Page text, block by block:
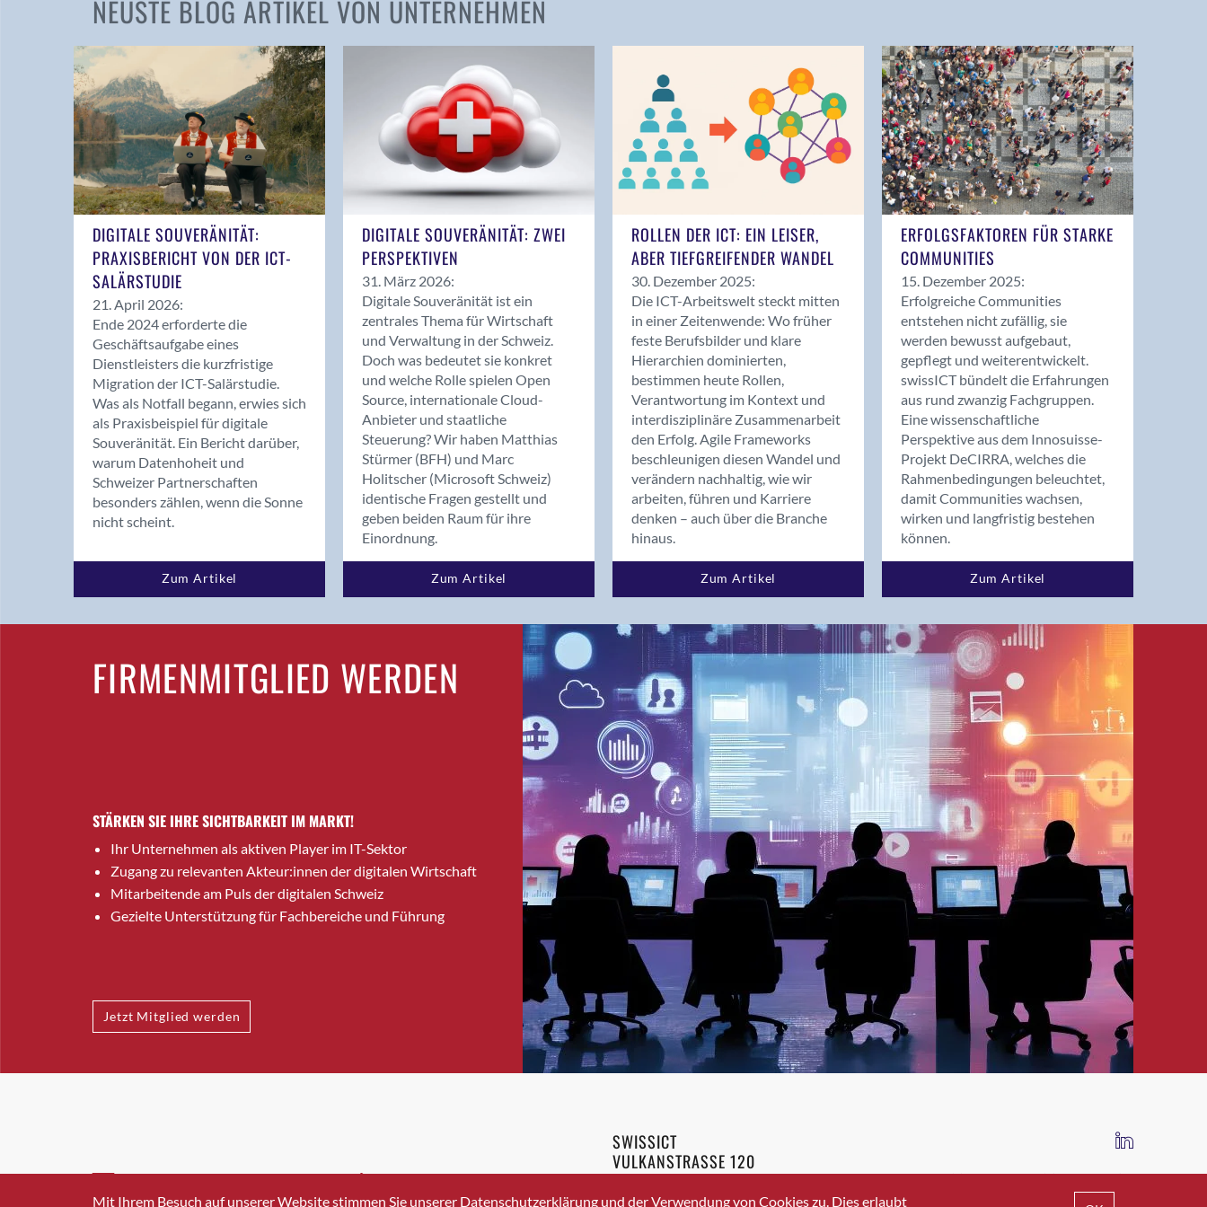
Andelfingen
Balsthal
Balzers
Bassersdorf
Benken (SG)
Bergdietikon
Bern - Liebefeld
Birsfelden
Bolligen
Bonaduz
Bonstetten
Bottighofen
Bremgarten bei Bern
Brig-Glis
Bronschhofen
Brugg
Brugg AG
Burgdorf
Bäretswil
Bülach
Cazis
Crissier
Davos Platz
NEUSTE BLOG ARTIKEL VON UNTERNEHMEN
DIGITALE SOUVERÄNITÄT:
PRAXISBERICHT VON DER ICT-
SALÄRSTUDIE
21. April 2026:
Ende 2024 erforderte die
Geschäftsaufgabe eines
Dienstleisters die kurzfristige
Migration der ICT-Salärstudie.
Was als Notfall begann, erwies sich
als Praxisbeispiel für digitale
Souveränität. Ein Bericht darüber,
warum Datenhoheit und
Schweizer Partnerschaften
besonders zählen, wenn die Sonne
nicht scheint.
Zum Artikel
DIGITALE SOUVERÄNITÄT: ZWEI
PERSPEKTIVEN
31. März 2026:
Digitale Souveränität ist ein
zentrales Thema für Wirtschaft
und Verwaltung in der Schweiz.
Doch was bedeutet sie konkret
und welche Rolle spielen Open
Source, internationale Cloud-
Anbieter und staatliche
Steuerung? Wir haben Matthias
Stürmer (BFH) und Marc
Holitscher (Microsoft Schweiz)
identische Fragen gestellt und
geben beiden Raum für ihre
Einordnung.
Zum Artikel
ROLLEN DER ICT: EIN LEISER,
ABER TIEFGREIFENDER WANDEL
30. Dezember 2025:
Die ICT-Arbeitswelt steckt mitten
in einer Zeitenwende: Wo früher
feste Berufsbilder und klare
Hierarchien dominierten,
bestimmen heute Rollen,
Verantwortung im Kontext und
interdisziplinäre Zusammenarbeit
den Erfolg. Agile Frameworks
beschleunigen diesen Wandel und
verändern nachhaltig, wie wir
arbeiten, führen und Karriere
denken – auch über die Branche
hinaus.
Zum Artikel
ERFOLGSFAKTOREN FÜR STARKE
COMMUNITIES
15. Dezember 2025:
Erfolgreiche Communities
entstehen nicht zufällig, sie
werden bewusst aufgebaut,
gepflegt und weiterentwickelt.
swissICT bündelt die Erfahrungen
aus rund zwanzig Fachgruppen.
Eine wissenschaftliche
Perspektive aus dem Innosuisse-
Projekt DeCIRRA, welches die
Rahmenbedingungen beleuchtet,
damit Communities wachsen,
wirken und langfristig bestehen
können.
Zum Artikel
FIRMENMITGLIED WERDEN
STÄRKEN SIE IHRE SICHTBARKEIT IM MARKT!
Ihr Unternehmen als aktiven Player im IT-Sektor
Zugang zu relevanten Akteur:innen der digitalen Wirtschaft
Mitarbeitende am Puls der digitalen Schweiz
Gezielte Unterstützung für Fachbereiche und Führung
Jetzt Mitglied werden
INFO@SWISSICT.CH +41 43 336 40 20
SWISSICT
VULKANSTRASSE 120
8048 ZURICH
IMPRESSUM DATENSCHUTZ AGB
Mit Ihrem Besuch auf unserer Website stimmen Sie unserer Datenschutzerklärung und der Verwendung von Cookies zu. Dies erlaubt